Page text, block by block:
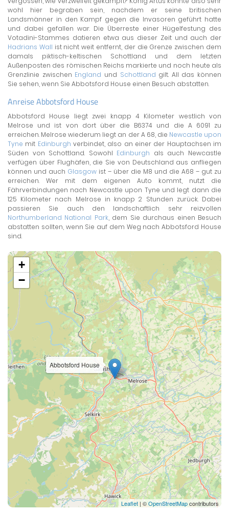
wohl hier begraben sein, nachdem er seine britischen
Landsmänner in den Kampf gegen die Invasoren geführt hatte
und dabei gefallen war. Die Überreste einer Hügelfestung des
Votadini-Stammes datieren etwa aus dieser Zeit und auch der
Hadrians Wall ist nicht weit entfernt, der die Grenze zwischen dem
damals piktisch-keltischen Schottland und dem letzten
Außenposten des römischen Reichs markierte und noch heute als
Grenzlinie zwischen England und Schottland gilt. All das können
Sie sehen, wenn Sie Abbotsford House einen Besuch abstatten.
Anreise Abbotsford House
Abbotsford House liegt zwei knapp 4 Kilometer westlich von
Melrose und ist von dort über die B6374 und die A 6091 zu
erreichen. Melrose wiederum liegt an der A 68, die Newcastle upon
Tyne mit Edinburgh verbindet, also an einer der Hauptachsen im
Süden von Schottland. Sowohl Edinburgh als auch Newcastle
verfügen über Flughäfen, die Sie von Deutschland aus anfliegen
können und auch Glasgow ist – über die M8 und die A68 – gut zu
erreichen. Wer mit dem eigenen Auto kommt, nutzt die
Fährverbindungen nach Newcastle upon Tyne und legt dann die
125 Kilometer nach Melrose in knapp 2 Stunden zurück. Dabei
passieren Sie auch den landschaftlich sehr reizvollen
Northumberland National Park, dem Sie durchaus einen Besuch
abstatten sollten, wenn Sie auf dem Weg nach Abbotsford House
sind.
Abbotsford House
+
−
Leaflet| ©OpenStreetMapcontributors